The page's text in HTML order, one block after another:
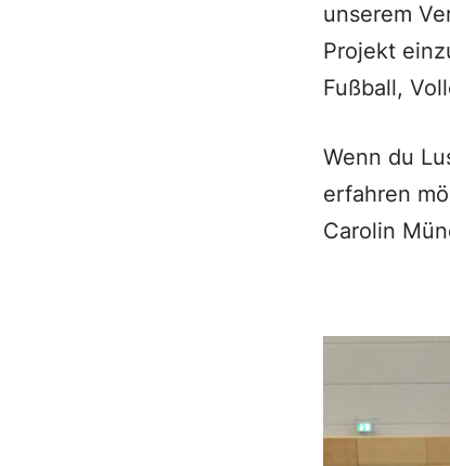
unserem
Projekt
Fußball,
Wenn du
erfahren
Carolin